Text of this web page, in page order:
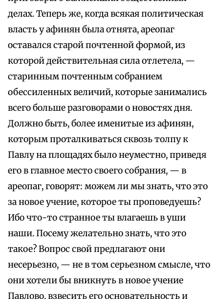
делах. Теперь же, когда всякая политическая
власть у афинян была отнята, ареопаг
оставался старой почтенной формой, из
которой действительная сила отлетела, —
старинным почтенным собранием
обессиленных величий, которые занимались
всего больше разговорами о новостях дня.
Должно быть, более именитые из афинян,
которым проталкиваться сквозь толпу к
Павлу на площадях было неуместно, приведя
его в главное место своего собрания, — в
ареопаг, говорят: можем ли мы знать, что это
за новое учение, которое ты проповедуешь?
Ибо что-то странное ты влагаешь в уши
наши. Посему желательно знать, что это
такое? Вопрос свой предлагают они
несерьезно, — не в том серьезном смысле, что
они хотели бы вникнуть в новое учение
Павлово, взвесить его основательность и